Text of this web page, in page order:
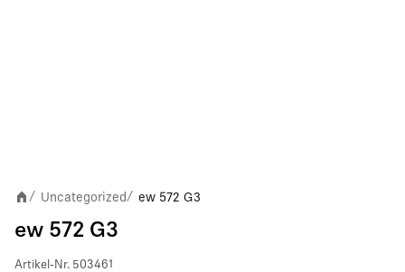
/ Uncategorized / ew 572 G3
ew 572 G3
Artikel-Nr. 503461